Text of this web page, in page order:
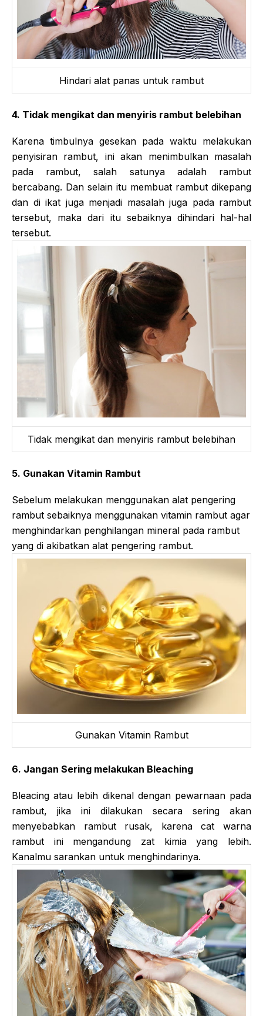
Hindari alat panas untuk rambut
4. Tidak mengikat dan menyiris rambut belebihan
Karena timbulnya gesekan pada waktu melakukan
penyisiran rambut, ini akan menimbulkan masalah
pada rambut, salah satunya adalah rambut
bercabang. Dan selain itu membuat rambut dikepang
dan di ikat juga menjadi masalah juga pada rambut
tersebut, maka dari itu sebaiknya dihindari hal-hal
tersebut.
Tidak mengikat dan menyiris rambut belebihan
5. Gunakan Vitamin Rambut
Sebelum melakukan menggunakan alat pengering
rambut sebaiknya menggunakan vitamin rambut agar
menghindarkan penghilangan mineral pada rambut
yang di akibatkan alat pengering rambut.
Gunakan Vitamin Rambut
6. Jangan Sering melakukan Bleaching
Bleacing atau lebih dikenal dengan pewarnaan pada
rambut, jika ini dilakukan secara sering akan
menyebabkan rambut rusak, karena cat warna
rambut ini mengandung zat kimia yang lebih.
Kanalmu sarankan untuk menghindarinya.